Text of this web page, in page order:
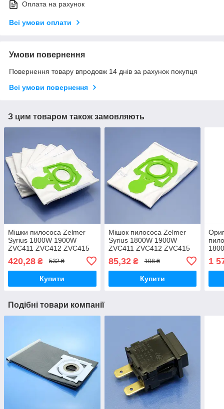
Оплата на рахунок
Всі умови оплати
Умови повернення
Повернення товару впродовж 14 днів за рахунок покупця
Всі умови повернення
З цим товаром також замовляють
Мішки пилососа Zelmer
Syrius 1800W 1900W
ZVC411 ZVC412 ZVC415
Cobra 2 Silent 2500
одноразові флізелін 4л
420,28 ₴ 532 ₴
Купити
Мішок пилососа Zelmer
Syrius 1800W 1900W
ZVC411 ZVC412 ZVC415
Cobra 2 Silent 2500
одноразовий флізеліновий
85,32₴ 108 ₴
Купити
1
Подібні товари компанії